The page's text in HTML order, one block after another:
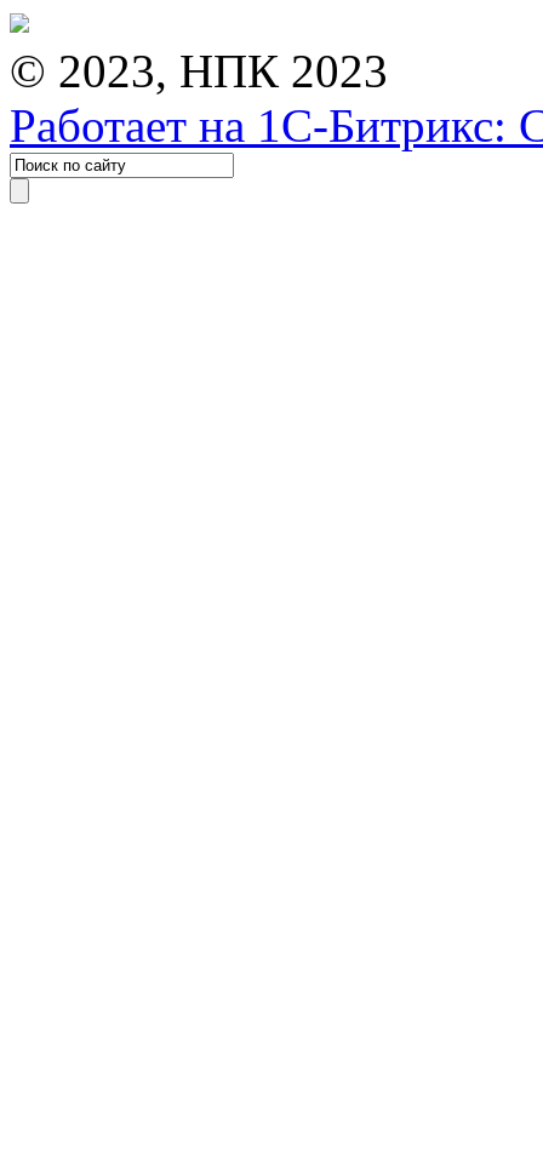
© 2023, НПК 2023
Работает на 1С-Битрикс: